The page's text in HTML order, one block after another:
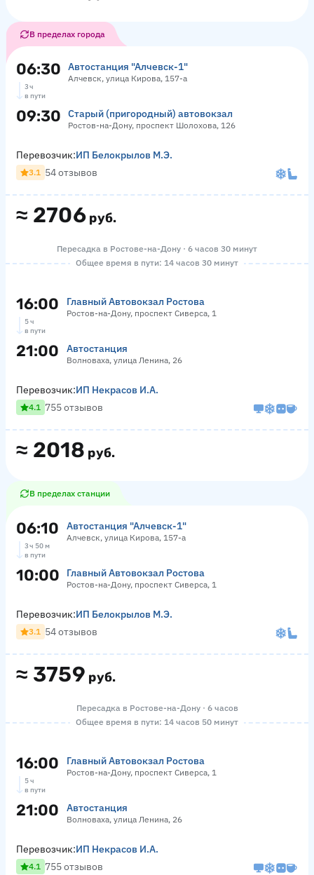
В пределах города
06:30 Автостанция "Алчевск-1"
Алчевск, улица Кирова, 157-а
3 ч
в пути
09:30 Старый (пригородный) автовокзал
Ростов-на-Дону, проспект Шолохова, 126
≈ 2706 руб.
Перевозчик:ИП Белокрылов М.Э.
3.1 54 отзывов
Пересадка в Ростове-на-Дону · 6 часов 30 минут
Общее время в пути: 14 часов 30 минут
16:00 Главный Автовокзал Ростова
Ростов-на-Дону, проспект Сиверса, 1
5 ч
в пути
21:00 Автостанция
Волноваха, улица Ленина, 26
≈ 2018 руб.
Перевозчик:ИП Некрасов И.А.
4.1 755 отзывов
В пределах станции
06:10 Автостанция "Алчевск-1"
Алчевск, улица Кирова, 157-а
3 ч 50 м
в пути
10:00 Главный Автовокзал Ростова
Ростов-на-Дону, проспект Сиверса, 1
≈ 3759 руб.
Перевозчик:ИП Белокрылов М.Э.
3.1 54 отзывов
Пересадка в Ростове-на-Дону · 6 часов
Общее время в пути: 14 часов 50 минут
16:00 Главный Автовокзал Ростова
Ростов-на-Дону, проспект Сиверса, 1
5 ч
в пути
21:00 Автостанция
Волноваха, улица Ленина, 26
Перевозчик:ИП Некрасов И.А.
4.1 755 отзывов